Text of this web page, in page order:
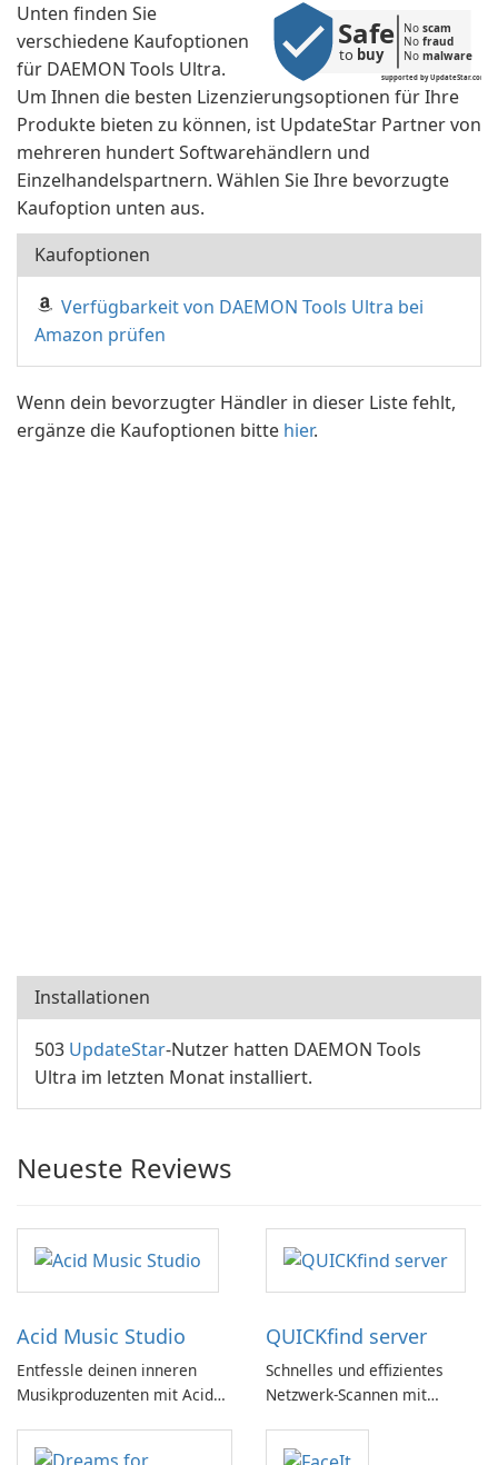
supported by UpdateStar.com
Safe
to buy
No scam
No fraud
No malware
Unten finden Sie
verschiedene Kaufoptionen
für DAEMON Tools Ultra.
Um Ihnen die besten Lizenzierungsoptionen für Ihre
Produkte bieten zu können, ist UpdateStar Partner von
mehreren hundert Softwarehändlern und
Einzelhandelspartnern. Wählen Sie Ihre bevorzugte
Kaufoption unten aus.
Kaufoptionen
Verfügbarkeit von DAEMON Tools Ultra bei
Amazon prüfen
Wenn dein bevorzugter Händler in dieser Liste fehlt,
ergänze die Kaufoptionen bitte hier.
Installationen
503 UpdateStar-Nutzer hatten DAEMON Tools
Ultra im letzten Monat installiert.
Neueste Reviews
Acid Music Studio
Entfessle deinen inneren
Musikproduzenten mit Acid
QUICKfind server
Schnelles und effizientes
Netzwerk-Scannen mit